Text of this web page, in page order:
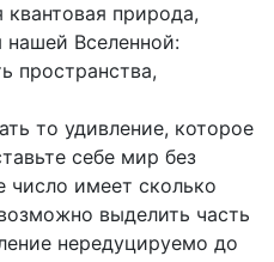
природа,
нашей Вселенной:
пространства,
то удивление, которое
себе мир без
число имеет сколько
выделить часть
нередуцируемо до